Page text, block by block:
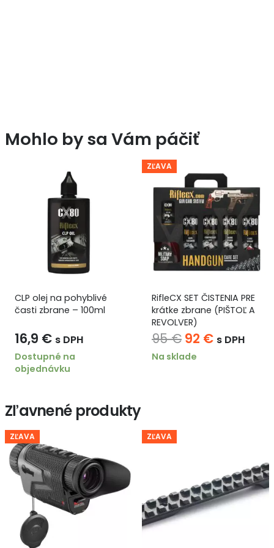
Mohlo by sa Vám páčiť
RifleCX SET ČISTENIA PRE
krátke zbrane (PIŠTOĽ A
95€Pôvodná
cena
bola:
92€Aktuálna
s DPH
Na sklade
Tlakový postrekovač 1L
odolný voči silným
chemikáliám
70€ s DPH
Dostupné na
Zľavnené produkty
ZĽAVA ZĽAVA